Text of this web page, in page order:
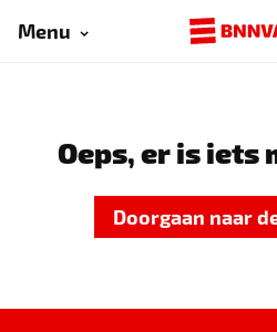
Menu
Oeps, er is iets
Doorgaan naar